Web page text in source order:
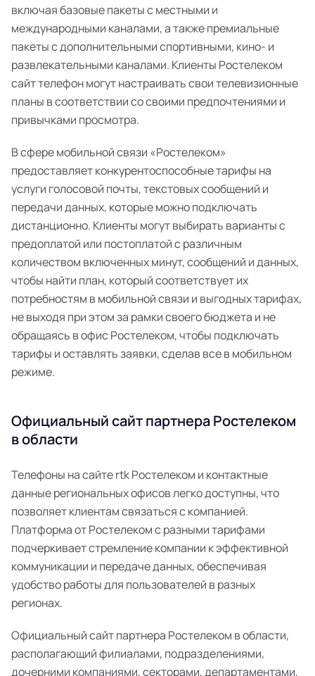
включая базовые пакеты с местными и
международными каналами, а также премиальные
пакеты с дополнительными спортивными, кино- и
развлекательными каналами. Клиенты Ростелеком
сайт телефон могут настраивать свои телевизионные
планы в соответствии со своими предпочтениями и
привычками просмотра.
В сфере мобильной связи «Ростелеком»
предоставляет конкурентоспособные тарифы на
услуги голосовой почты, текстовых сообщений и
передачи данных, которые можно подключать
дистанционно. Клиенты могут выбирать варианты с
предоплатой или постоплатой с различным
количеством включенных минут, сообщений и данных,
чтобы найти план, который соответствует их
потребностям в мобильной связи и выгодных тарифах,
не выходя при этом за рамки своего бюджета и не
обращаясь в офис Ростелеком, чтобы подключать
тарифы и оставлять заявки, сделав все в мобильном
режиме.
Официальный сайт партнера Ростелеком
в области
Телефоны на сайте rtk Ростелеком и контактные
данные региональных офисов легко доступны, что
позволяет клиентам связаться с компанией.
Платформа от Ростелеком с разными тарифами
подчеркивает стремление компании к эффективной
коммуникации и передаче данных, обеспечивая
удобство работы для пользователей в разных
регионах.
Официальный сайт партнера Ростелеком в области,
располагающий филиалами, подразделениями,
дочерними компаниями, секторами, департаментами,